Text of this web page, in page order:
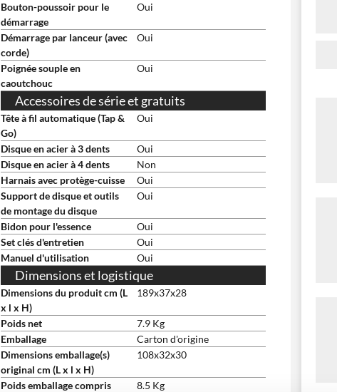
Bouton-poussoir pour le
démarrage
Oui
Démarrage par lanceur (avec
corde)
Oui
Poignée souple en
caoutchouc
Oui
Accessoires de série et gratuits
Tête à fil automatique (Tap &
Go)
Oui
Disque en acier à 3 dents
Oui
Disque en acier à 4 dents
Non
Harnais avec protège-cuisse
Oui
Support de disque et outils
de montage du disque
Oui
Bidon pour l'essence
Oui
Set clés d'entretien
Oui
Manuel d'utilisation
Oui
Dimensions et logistique
Dimensions du produit cm (L
x l x H)
189x37x28
Poids net
7.9 Kg
Emballage
Carton d'origine
Dimensions emballage(s)
original cm (L x l x H)
108x32x30
Poids emballage compris
8.5 Kg